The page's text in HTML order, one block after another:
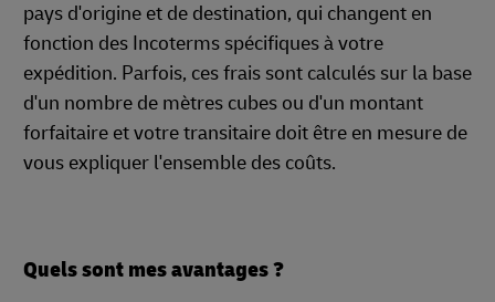
pays d'origine et de destination, qui changent en
fonction des Incoterms spécifiques à votre
expédition. Parfois, ces frais sont calculés sur la base
d'un nombre de mètres cubes ou d'un montant
forfaitaire et votre transitaire doit être en mesure de
vous expliquer l'ensemble des coûts.
Quels sont mes avantages ?